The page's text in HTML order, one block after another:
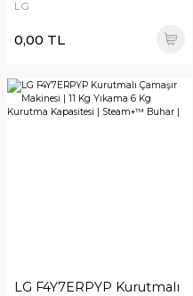
LG
0,00 TL
LG F4Y7ERPYP Kurutmalı